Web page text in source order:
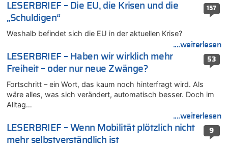
05.08.2026 - 16:44 von JoKrings zu
Zweite Hitzewelle in diesem Sommer ist jetzt amtlich
05.08.2026 - 16:14 von Patrick zu
Viktor Orban warnt Belgien kurz vor dem EU-Gipfel vor einem
05.08.2026 - 16:08 von Politiker zu
Warum die Waldbrände in Frankreich und Spanien Rekorde
brechen [Fragen & Antworten]
05.08.2026 - 15:59 von JoKrings zu
Wie kam es zur Ceuta-Krise?
05.08.2026 - 14:38 von Beatrice Schins zu
Auf Europa ist mal wieder Verlass [Zwischenruf]
157
LESERBRIEF – Die EU, die Krisen und die
„Schuldigen“
Weshalb befindet sich die EU in der aktuellen Krise?
....weiterlesen
53
LESERBRIEF – Haben wir wirklich mehr
Freiheit – oder nur neue Zwänge?
Fortschritt – ein Wort, das kaum noch hinterfragt wird. Als
wäre alles, was sich verändert, automatisch besser. Doch im
Alltag…
....weiterlesen
9
LESERBRIEF – Wenn Mobilität plötzlich nicht
mehr selbstverständlich ist